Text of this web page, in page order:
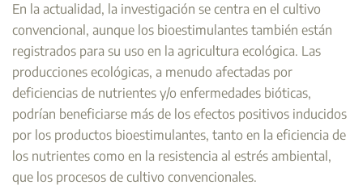
En la actualidad, la investigación se centra en el cultivo
convencional, aunque los bioestimulantes también están
registrados para su uso en la agricultura ecológica. Las
producciones ecológicas, a menudo afectadas por
deficiencias de nutrientes y/o enfermedades bióticas,
podrían beneficiarse más de los efectos positivos inducidos
por los productos bioestimulantes, tanto en la eficiencia de
los nutrientes como en la resistencia al estrés ambiental,
que los procesos de cultivo convencionales.